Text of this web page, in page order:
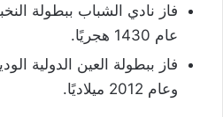
فاز نادي الشباب ببطولة
عام 1430 هجريًا.
وعام 2012 ميلاديًا.